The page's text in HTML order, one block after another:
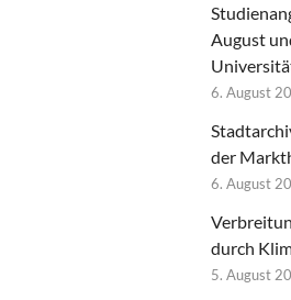
August
6. August
der
6. August
durch
5. August